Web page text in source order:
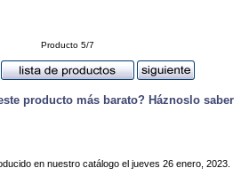
Producto 5/7
producto más barato? Háznoslo saber
en nuestro catálogo el jueves 26 enero, 2023.